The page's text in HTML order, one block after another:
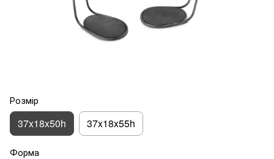
Розмір
37x18x50h 37x18x55h
Форма